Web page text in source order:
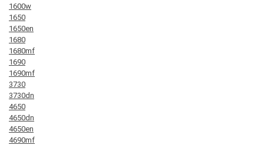
1600w
1650
1650en
1680
1680mf
1690
1690mf
3730
3730dn
4650
4650dn
4650en
4690mf